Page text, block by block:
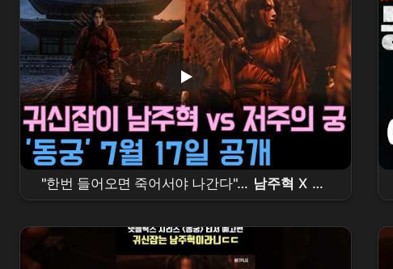
"한번 들어오면 죽어서야 나간다"… 남주혁 X 노
윤서 , 조승우 가 부른 저주의 궁 ' 동궁 '의 정체